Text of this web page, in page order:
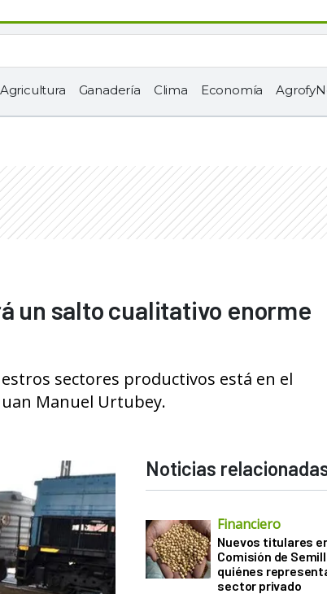
Agricultura Ganadería Clima Economía
un salto cualitativo enorme
sectores productivos está en el
Manuel Urtubey.
Noticias
Financiero
Nuevos titulares
Comisión de
quiénes
sector privado